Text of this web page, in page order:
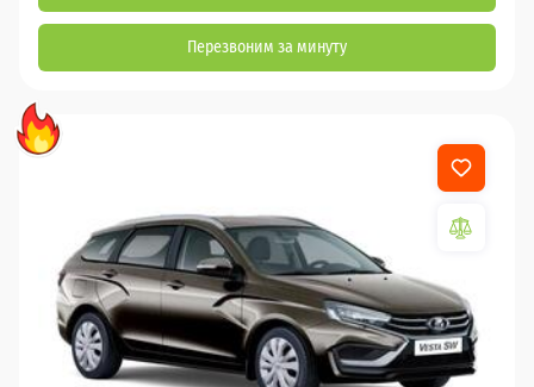
Перезвоним за минуту